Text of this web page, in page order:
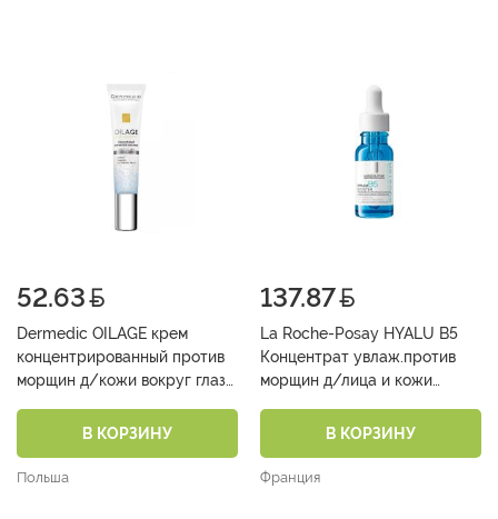
52.63
Dermedic OILAGE крем
концентрированный против
морщин д/кожи вокруг глаз
В КОРЗИНУ
Польша
137.87
La Roche-Posay HYALU B5
Концентрат увлаж.против
морщин д/лица и кожи
В КОРЗИНУ
Франция